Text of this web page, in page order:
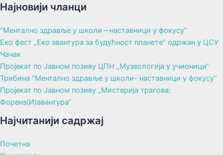
Најновији чланци
“Ментално здравље у школи – наставници у фокусу“
Еко фест „Еко авантура за будућност планете“ одржан у ЦСУ
Чачак
Пројекат по Јавном позиву ЦПН „Музеологија у учионици“
Трибина “Ментално здравље у школи- наставници у фокусу“
Пројекат по Јавном позиву „Мистерија трагова:
Форенз(И)авантура“
Најчитанији садржај
Почетна